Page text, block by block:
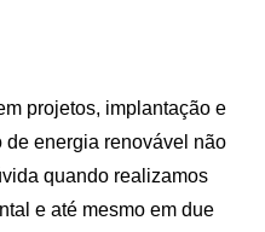
projetos, implantação e
energia renovável não
quando realizamos
e até mesmo em due